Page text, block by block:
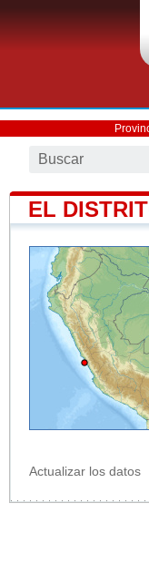
EL
Actualizar los datos